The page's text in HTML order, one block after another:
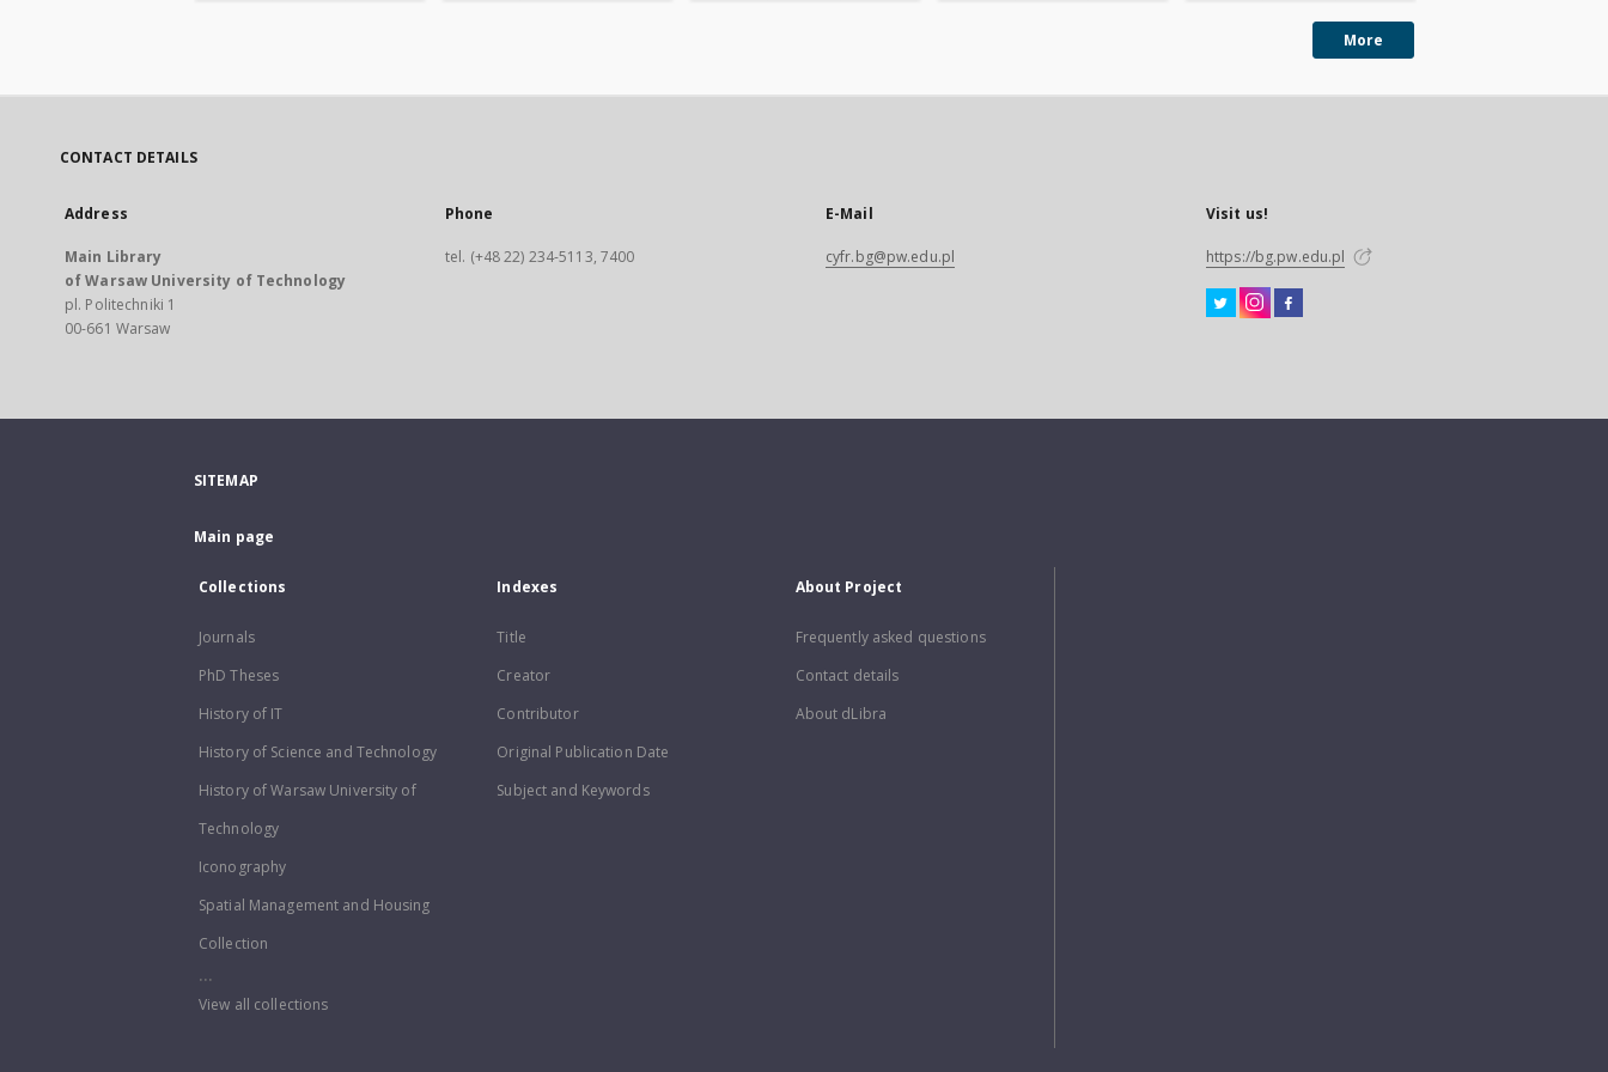
More
CONTACT DETAILS
Address
Main Library
of Warsaw University of Technology
pl. Politechniki 1
00-661 Warsaw
Phone
tel. (+48 22) 234-5113, 7400
E-Mail
cyfr.bg@pw.edu.pl
Visit us!
https://bg.pw.edu.pl
SITEMAP
Main page
Collections
Journals
PhD Theses
History of IT
History of Science and Technology
History of Warsaw University of
Technology
Iconography
Spatial Management and Housing
Collection
...
View all collections
Indexes
Title
Creator
Contributor
Original Publication Date
Subject and Keywords
About Project
Frequently asked questions
Contact details
About dLibra